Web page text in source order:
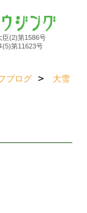
(2)第1586号
第11623号
ブログ 大雪